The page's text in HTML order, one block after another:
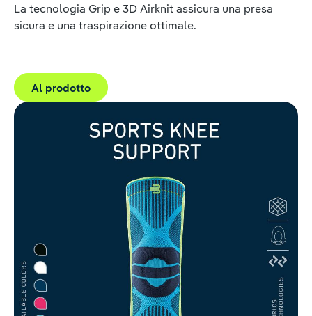
La tecnologia Grip e 3D Airknit assicura una presa
sicura e una traspirazione ottimale.
Al prodotto